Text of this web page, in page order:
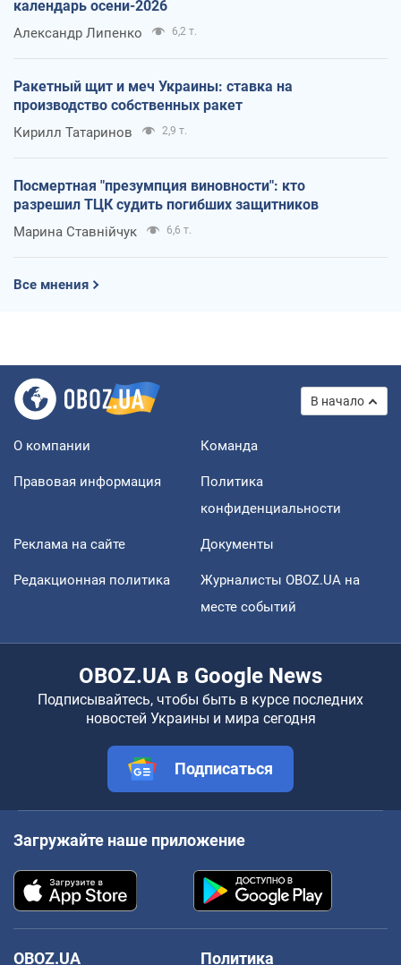
календарь осени-2026
Александр Липенко 6,2 т.
Ракетный щит и меч Украины: ставка на
производство собственных ракет
Кирилл Татаринов 2,9 т.
Посмертная "презумпция виновности": кто
разрешил ТЦК судить погибших защитников
Марина Ставнійчук 6,6 т.
Все мнения
В начало
О компании Команда
Правовая информация
Политика
конфиденциальности
Реклама на сайте Документы
Редакционная политика
Журналисты OBOZ.UA на
месте событий
OBOZ.UA в Google News
Подписывайтесь, чтобы быть в курсе последних
новостей Украины и мира сегодня
Подписаться
Загружайте наше приложение
OBOZ.UA
Политика